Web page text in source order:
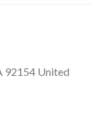
92154 United